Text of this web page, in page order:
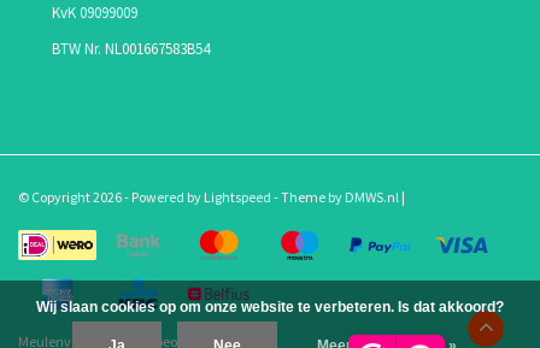
KvK 09099009
BTW Nr. NL001667583B54
© Copyright 2026 - Powered by Lightspeed - Theme by DMWS.nl |
Meulenveld.com beoordelingen op
Wij slaan cookies op om onze website te verbeteren. Is dat akkoord?